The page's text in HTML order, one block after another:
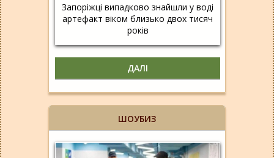
Запоріжці випадково знайшли у воді
артефакт віком близько двох тисяч
років
ДАЛІ
ШОУБИЗ